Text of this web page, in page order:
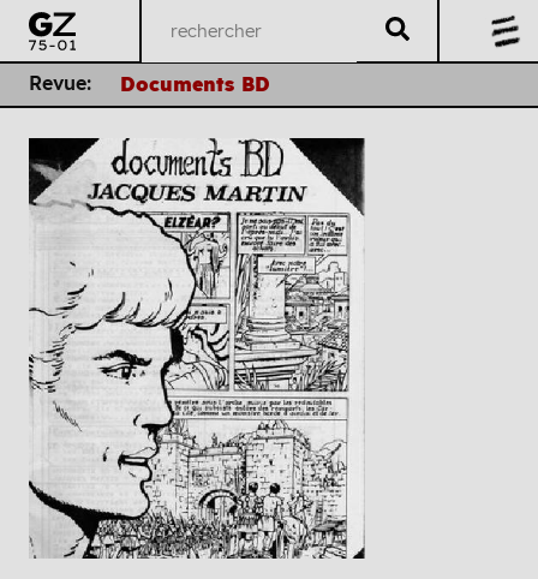
Revue: Documents BD